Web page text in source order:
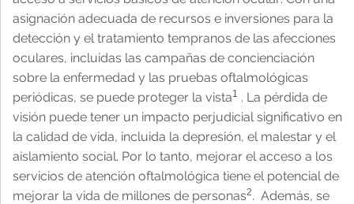
asignación adecuada de recursos e inversiones para la
detección y el tratamiento tempranos de las afecciones
oculares, incluidas las campañas de concienciación
sobre la enfermedad y las pruebas oftalmológicas
periódicas, se puede proteger la vista1 . La pérdida de
visión puede tener un impacto perjudicial significativo en
la calidad de vida, incluida la depresión, el malestar y el
aislamiento social. Por lo tanto, mejorar el acceso a los
servicios de atención oftalmológica tiene el potencial de
mejorar la vida de millones de personas2. Además, se